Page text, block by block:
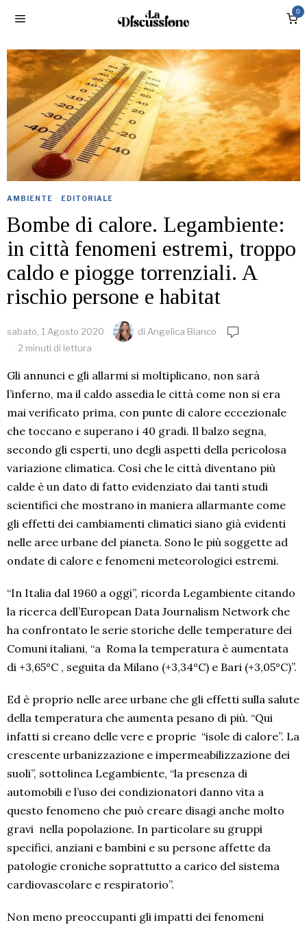
0
AMBIENTE · EDITORIALE
Bombe di calore. Legambiente:
in città fenomeni estremi, troppo
caldo e piogge torrenziali. A
rischio persone e habitat
sabato, 1 Agosto 2020 di Angelica Bianco
2 minuti di lettura
Gli annunci e gli allarmi si moltiplicano, non sarà
l’inferno, ma il caldo assedia le città come non si era
mai verificato prima, con punte di calore eccezionale
che toccano e superano i 40 gradi. Il balzo segna,
secondo gli esperti, uno degli aspetti della pericolosa
variazione climatica. Così che le città diventano più
calde è un dato di fatto evidenziato dai tanti studi
scientifici che mostrano in maniera allarmante come
gli effetti dei cambiamenti climatici siano già evidenti
nelle aree urbane del pianeta. Sono le più soggette ad
ondate di calore e fenomeni meteorologici estremi.
“In Italia dal 1960 a oggi”, ricorda Legambiente citando
la ricerca dell’European Data Journalism Network che
ha confrontato le serie storiche delle temperature dei
Comuni italiani, “a Roma la temperatura è aumentata
di +3,65°C , seguita da Milano (+3,34°C) e Bari (+3,05°C)”.
Ed è proprio nelle aree urbane che gli effetti sulla salute
della temperatura che aumenta pesano di più. “Qui
infatti si creano delle vere e proprie “isole di calore”. La
crescente urbanizzazione e impermeabilizzazione dei
suoli”, sottolinea Legambiente, “la presenza di
automobili e l’uso dei condizionatori danno vita a
questo fenomeno che può creare disagi anche molto
gravi nella popolazione. In particolare su gruppi
specifici, anziani e bambini e su persone affette da
patologie croniche soprattutto a carico del sistema
cardiovascolare e respiratorio”.
Non meno preoccupanti gli impatti dei fenomeni